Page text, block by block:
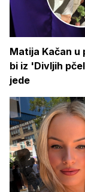
Matija Kačan
bi iz 'Divljih
jede